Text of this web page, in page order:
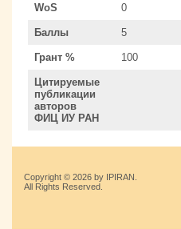
WoS 0
Баллы 5
Грант % 100
Цитируемые
публикации
авторов
ФИЦ ИУ РАН
Copyright © 2026 by IPIRAN.
All Rights Reserved.